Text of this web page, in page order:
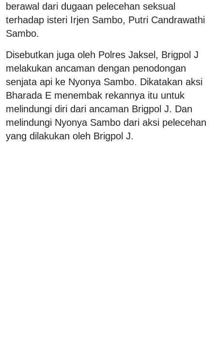
berawal dari dugaan pelecehan seksual
terhadap isteri Irjen Sambo, Putri Candrawathi
Sambo.
Disebutkan juga oleh Polres Jaksel, Brigpol J
melakukan ancaman dengan penodongan
senjata api ke Nyonya Sambo. Dikatakan aksi
Bharada E menembak rekannya itu untuk
melindungi diri dari ancaman Brigpol J. Dan
melindungi Nyonya Sambo dari aksi pelecehan
yang dilakukan oleh Brigpol J.